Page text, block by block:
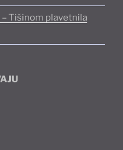
– Tišinom plavetnila